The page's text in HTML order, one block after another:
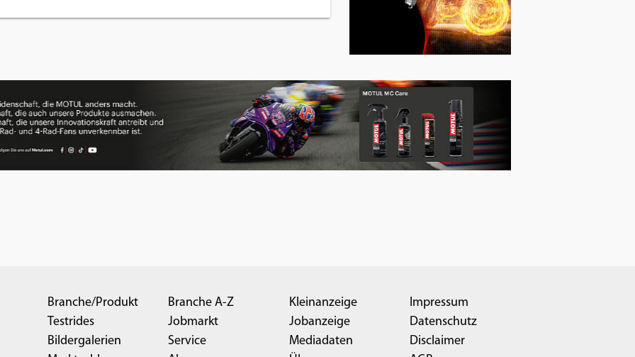
Branche/Produkt
Testrides
Bildergalerien
Branche A-Z
Jobmarkt
Service
Kleinanzeige
Jobanzeige
Mediadaten
Impressum
Datenschutz
Disclaimer